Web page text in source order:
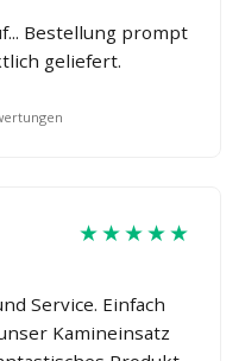
Bestellung prompt
geliefert.
★★★★★
Service. Einfach
Kamineinsatz